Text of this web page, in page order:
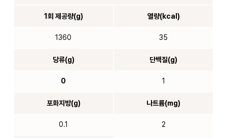
1회 제공량(g)
1360
열량(kcal)
35
당류(g)
0
단백질(g)
1
포화지방(g)
0.1
나트륨(mg)
2